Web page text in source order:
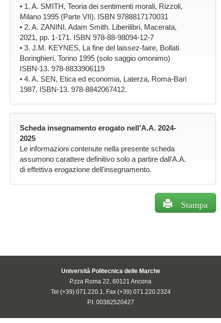
• 1. A. SMITH, Teoria dei sentimenti morali, Rizzoli,
Milano 1995 (Parte VII). ISBN 9788817170031
• 2. A. ZANINI, Adam Smith. Liberilibri, Macerata,
2021, pp. 1-171. ISBN 978-88-98094-12-7
• 3. J.M. KEYNES, La fine del laissez-faire, Bollati
Boringhieri, Torino 1995 (solo saggio omonimo)
ISBN-13. 978-8833906119
• 4. A. SEN, Etica ed economia, Laterza, Roma-Bari
1987, ISBN-13. 978-8842067412.
Scheda insegnamento erogato nell’A.A. 2024-
2025
Le informazioni contenute nella presente scheda
assumono carattere definitivo solo a partire dall'A.A.
di effettiva erogazione dell'insegnamento.
Stampa
Università Politecnica delle Marche
P.zza Roma 22, 60121 Ancona
Tel (+39) 071.220.1, Fax (+39) 071.220.2324
P.I. 00382520427